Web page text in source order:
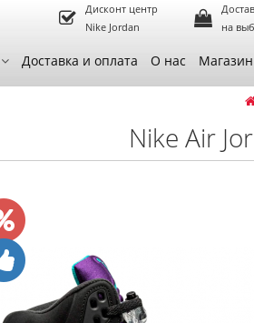
Дисконт центр
Nike Jordan
на
Доставка и оплата О нас
Nike Air